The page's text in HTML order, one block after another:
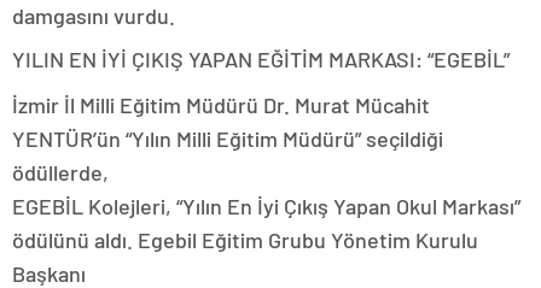
damgasını vurdu.
YILIN EN İYİ ÇIKIŞ YAPAN EĞİTİM MARKASI: “EGEBİL”
İzmir İl Milli Eğitim Müdürü Dr. Murat Mücahit
YENTÜR’ün “Yılın Milli Eğitim Müdürü” seçildiği
ödüllerde,
EGEBİL Kolejleri, “Yılın En İyi Çıkış Yapan Okul Markası”
ödülünü aldı. Egebil Eğitim Grubu Yönetim Kurulu
Başkanı